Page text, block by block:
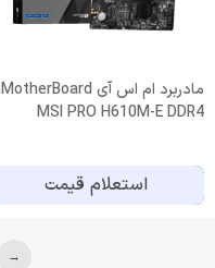
مادربرد ام اس آی MotherBoard
MSI PRO H610M-E DDR4
استعلام قیمت
→